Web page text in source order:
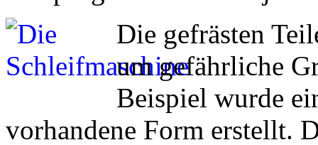
Die gefrästen
um gefährliche
Beispiel wurde
vorhandene Form erstellt.